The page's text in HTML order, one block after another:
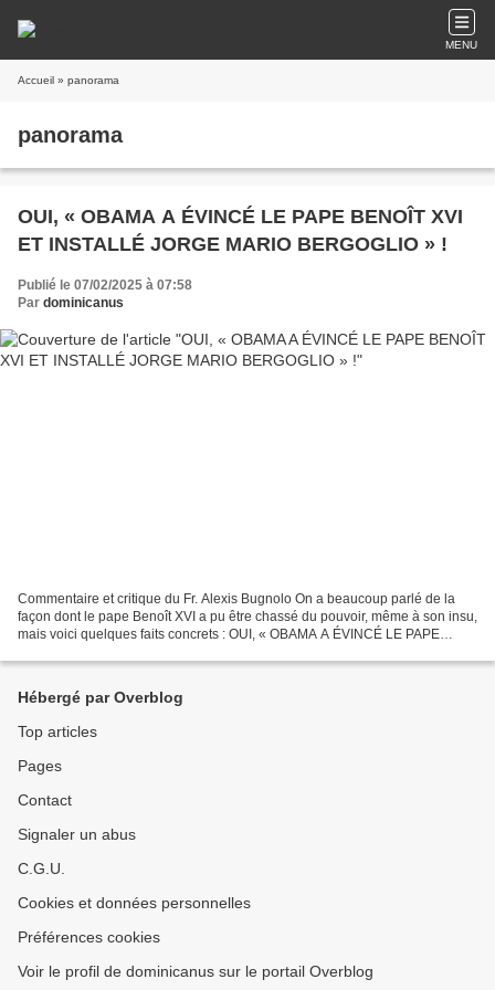
MENU
Accueil » panorama
panorama
OUI, « OBAMA A ÉVINCÉ LE PAPE BENOÎT XVI
ET INSTALLÉ JORGE MARIO BERGOGLIO » !
Publié le 07/02/2025 à 07:58
Par dominicanus
Commentaire et critique du Fr. Alexis Bugnolo On a beaucoup parlé de la
façon dont le pape Benoît XVI a pu être chassé du pouvoir, même à son insu,
mais voici quelques faits concrets : OUI, « OBAMA A ÉVINCÉ LE PAPE
Hébergé par Overblog
Top articles
Pages
Contact
Signaler un abus
C.G.U.
Cookies et données personnelles
Préférences cookies
Voir le profil de dominicanus sur le portail Overblog